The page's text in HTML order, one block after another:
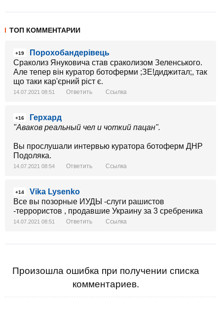
ТОП КОММЕНТАРИИ
+19
Порохобандерівець
Сраколиз Януковича став сраколизом Зеленського.
Але тепер він куратор ботоферми ;ЗЕ!диджитал;, так
що таки кар'єрний ріст є.
14.07.2021 08:51 Ответить Ссылка
+16
Герхард
"Аваков реальный чел и чоткий пацан".
Вы прослушали интервью куратора ботоферм ДНР
Подоляка.
14.07.2021 08:54 Ответить Ссылка
+14
Vika Lysenko
Все вы позорные ИУДЫ -слуги рашистов
-террористов , продавшие Украину за 3 сребреника
14.07.2021 08:51 Ответить Ссылка
Произошла ошибка при получении списка
комментариев.